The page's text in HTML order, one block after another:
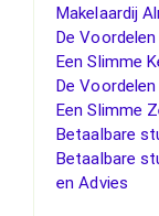
Makelaardij
De
Een Slimme
De
Een Slimme
Betaalbare
Betaalbare
en Advies